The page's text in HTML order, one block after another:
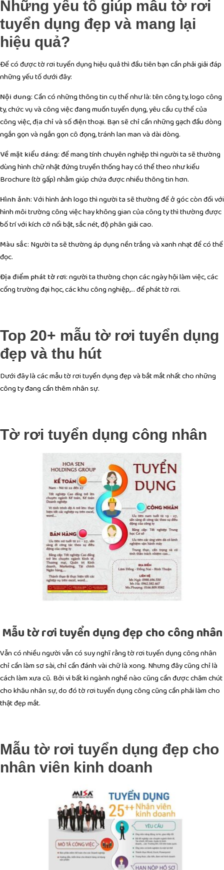
Những yếu tố giúp mẫu tờ rơi
tuyển dụng đẹp và mang lại
hiệu quả?
Để có được tờ rơi tuyển dụng hiệu quả thì đầu tiên bạn cần phải giải đáp
những yếu tố dưới đây:
Nội dung: Cần có những thông tin cụ thể như là: tên công ty, logo công
ty, chức vụ và công việc đang muốn tuyển dụng, yêu cầu cụ thể của
công việc, địa chỉ và số điện thoại. Bạn sẽ chỉ cần những gạch đầu dòng
ngắn gọn và ngắn gọn cô đọng, tránh lan man và dài dòng.
Về mặt kiểu dáng: để mang tính chuyên nghiệp thì người ta sẽ thường
dùng hình chữ nhật đứng truyền thống hay có thể theo như kiểu
Brochure (tờ gấp) nhằm giúp chứa được nhiều thông tin hơn.
Hình ảnh: Với hình ảnh logo thì người ta sẽ thường để ở góc còn đối với
hình môi trường công việc hay không gian của công ty thì thường được
bố trí với kích cỡ nổi bật, sắc nét, độ phân giải cao.
Màu sắc: Người ta sẽ thường áp dụng nền trắng và xanh nhạt để có thể
đọc.
Địa điểm phát tờ rơi: người ta thường chọn các ngày hội làm việc, các
cổng trường đại học, các khu công nghiệp,… để phát tờ rơi.
Top 20+ mẫu tờ rơi tuyển dụng
đẹp và thu hút
Dưới đây là các mẫu tờ rơi tuyển dụng đẹp và bắt mắt nhất cho những
công ty đang cần thêm nhân sự.
Tờ rơi tuyển dụng công nhân
Mẫu tờ rơi tuyển dụng đẹp cho công nhân
Vẫn có nhiều người vẫn có suy nghĩ rằng tờ rơi tuyển dụng công nhân
chỉ cần làm sơ sài, chỉ cần đánh vài chữ là xong. Nhưng đây cũng chỉ là
cách làm xưa cũ. Bởi vì bất kì ngành nghề nào cũng cần được chăm chút
cho khâu nhân sự, do đó tờ rơi tuyển dụng công cũng cần phải làm cho
thật đẹp mắt.
Mẫu tờ rơi tuyển dụng đẹp cho
nhân viên kinh doanh